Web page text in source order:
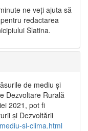
ne veți ajuta să
redactarea
Slatina.
de mediu și
Dezvoltare Rurală
2021, pot fi
și Dezvoltării
si-clima.html